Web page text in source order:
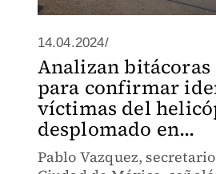
14.04.2024/
Analizan bitácoras
para confirmar
víctimas del
desplomado en...
Pablo Vazquez, secretario